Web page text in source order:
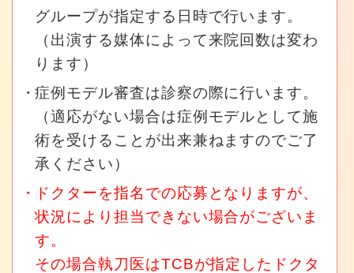
グループが指定する日時で行います。
（出演する媒体によって来院回数は変わ
ります）
症例モデル審査は診察の際に行います。
（適応がない場合は症例モデルとして施
術を受けることが出来兼ねますのでご了
承ください）
ドクターを指名での応募となりますが、
状況により担当できない場合がございま
す。
その場合執刀医はTCBが指定したドクタ